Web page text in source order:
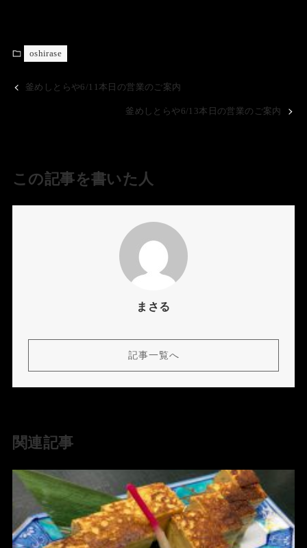
oshirase
釜めしとらや6/11本日の営業のご案内
釜めしとらや6/13本日の営業のご案内
この記事を書いた人
まさる
記事一覧へ
関連記事